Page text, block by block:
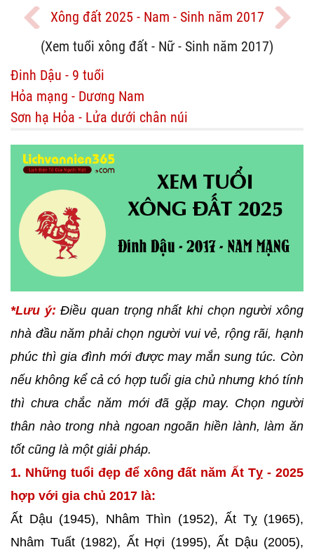
Xông đất 2025 - Nam - Sinh năm 2017
(Xem tuổi xông đất - Nữ - Sinh năm 2017)
Đinh Dậu - 9 tuổi
Hỏa mạng - Dương Nam
Sơn hạ Hỏa - Lửa dưới chân núi
*Lưu ý: Điều quan trọng nhất khi chọn người xông
nhà đầu năm phải chọn người vui vẻ, rộng rãi, hạnh
phúc thì gia đình mới được may mắn sung túc. Còn
nếu không kể cả có hợp tuổi gia chủ nhưng khó tính
thì chưa chắc năm mới đã gặp may. Chọn người
thân nào trong nhà ngoan ngoãn hiền lành, làm ăn
tốt cũng là một giải pháp.
1. Những tuổi đẹp để xông đất năm Ất Tỵ - 2025
hợp với gia chủ 2017 là:
Ất Dậu (1945), Nhâm Thìn (1952), Ất Tỵ (1965),
Nhâm Tuất (1982), Ất Hợi (1995), Ất Dậu (2005),